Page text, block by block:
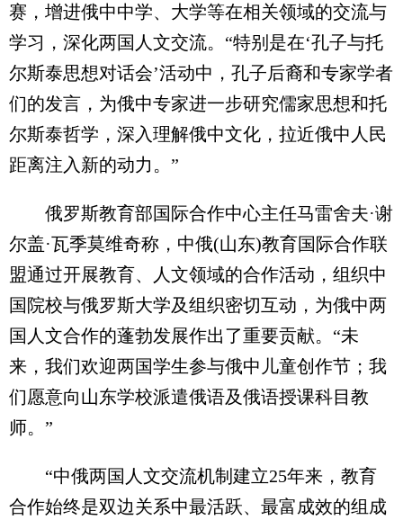
赛，增进俄中中学、大学等在相关领域的交流与
学习，深化两国人文交流。“特别是在‘孔子与托
尔斯泰思想对话会’活动中，孔子后裔和专家学者
们的发言，为俄中专家进一步研究儒家思想和托
尔斯泰哲学，深入理解俄中文化，拉近俄中人民
距离注入新的动力。”
俄罗斯教育部国际合作中心主任马雷舍夫·谢
尔盖·瓦季莫维奇称，中俄(山东)教育国际合作联
盟通过开展教育、人文领域的合作活动，组织中
国院校与俄罗斯大学及组织密切互动，为俄中两
国人文合作的蓬勃发展作出了重要贡献。“未
来，我们欢迎两国学生参与俄中儿童创作节；我
们愿意向山东学校派遣俄语及俄语授课科目教
师。”
“中俄两国人文交流机制建立25年来，教育
合作始终是双边关系中最活跃、最富成效的组成